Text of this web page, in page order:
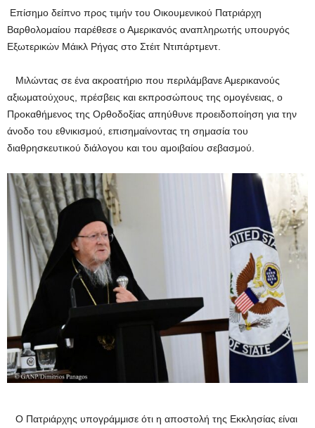
Επίσημο δείπνο προς τιμήν του Οικουμενικού Πατριάρχη
Βαρθολομαίου παρέθεσε ο Αμερικανός αναπληρωτής υπουργός
Εξωτερικών Μάικλ Ρήγας στο Στέιτ Ντιπάρτμεντ.
Μιλώντας σε ένα ακροατήριο που περιλάμβανε Αμερικανούς
αξιωματούχους, πρέσβεις και εκπροσώπους της ομογένειας, ο
Προκαθήμενος της Ορθοδοξίας απηύθυνε προειδοποίηση για την
άνοδο του εθνικισμού, επισημαίνοντας τη σημασία του
διαθρησκευτικού διάλογου και του αμοιβαίου σεβασμού.
Ο Πατριάρχης υπογράμμισε ότι η αποστολή της Εκκλησίας είναι